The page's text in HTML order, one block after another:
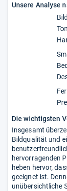
Unsere Analyse
Bild
Ton
Die wichtigsten
Insgesamt
Bildqualität und
hervorragenden
heben hervor,
geeignet ist.
unübersichtliche